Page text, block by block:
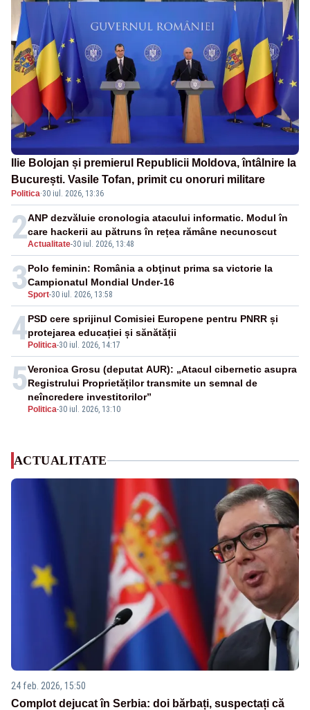
Ilie Bolojan și premierul Republicii Moldova, întâlnire la
București. Vasile Tofan, primit cu onoruri militare
Politica·30 iul. 2026, 13:36
2Actualitate-30 iul. 2026, 13:48
ANP dezvăluie cronologia atacului informatic. Modul în
care hackerii au pătruns în rețea rămâne necunoscut
3Sport-30 iul. 2026, 13:58
Polo feminin: România a obţinut prima sa victorie la
Campionatul Mondial Under-16
4 Politica-30 iul. 2026, 14:17
PSD cere sprijinul Comisiei Europene pentru PNRR și
protejarea educației și sănătății
5
Politica-30 iul. 2026, 13:10
Veronica Grosu (deputat AUR): „Atacul cibernetic asupra
Registrului Proprietăților transmite un semnal de
neîncredere investitorilor”
ACTUALITATE
24 feb. 2026, 15:50
Complot dejucat în Serbia: doi bărbați, suspectați că